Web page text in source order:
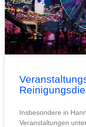
Insbesondere in
Veranstaltungen